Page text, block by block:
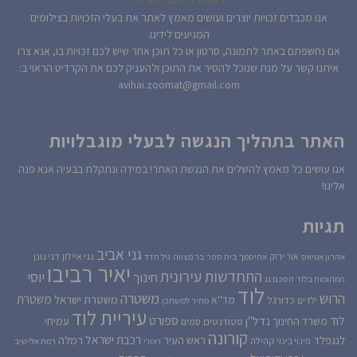
אנו מכבדים זכויות יוצרים ועושים מאמץ לאתר את בעלי הזכויות בצילומים
המגיעים לידינו.
אם נחשפתם באתר לתמונה, סרטון או כל תוכן אחר שיש לכם זכויות בו, אנא צרו
איתנו קשר על מנת שנוכל להסיר את התוכן ולהעניק לכם את הקרדיט הראוי ב:
avihai.zoomat@gmail.com
האתר בתהליך הנגשה לבעלי מוגבלויות
אנו עושים כל מאמץ להשלים את הנגשת האתר! במידה ונתקלת בבעיה אנא פנה
אלינו!
תגיות
אהרון אטיאס אור ירוק אחיסמך בית ספר בר מצווה גיל חדד גני אביב גני איילון דני גונן
המהומות בלוד הסכם גג התחדשות עירוניתחינוך יאיר רביבו יוסי
הרוש ילדים כדורגל לוד מד''א מחיר למשתכן משטרה משטרת ישראל משטרת
לוד משרד החינוך נדל''ן סטודנטים סמים ספורט עיריית לוד עמיחי
לנגפלד פינוי בינוי קהילה קורונה ראש העיר רוטרי רכבת ישראל רמלה רמת אלישיב